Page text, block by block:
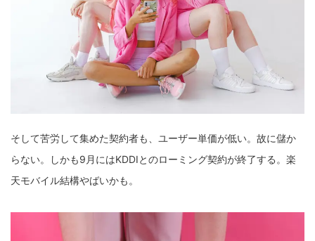
そして苦労して集めた契約者も、ユーザー単価が低い。故に儲か
らない。しかも9月にはKDDIとのローミング契約が終了する。楽
天モバイル結構やばいかも。